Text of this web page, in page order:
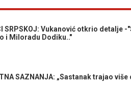
SRPSKOJ: Vukanović otkrio detalje
i Miloradu Dodiku.."
SAZNANJA: „Sastanak trajao